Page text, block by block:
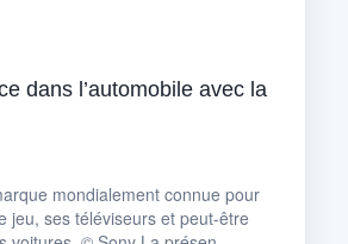
dans l’automobile avec la
mondialement connue pour
jeu, ses téléviseurs et peut-être